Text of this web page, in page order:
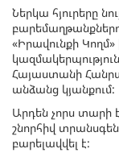
Ներկա հյուրերը
«Իրավունքի
Հայաստանի
անձանց կյանքում:
Արդեն չորս տարի
շնորհիվ
բարելավվել է: